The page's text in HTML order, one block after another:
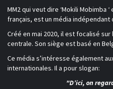
MM2 qui veut dire ‘Mokili Mobimba
français, est un média indépendant
Créé en mai 2020, il est focalisé
centrale. Son siège est basé en
Ce média s’intéresse également
internationales. Il a pour slogan:
"D’ici, on